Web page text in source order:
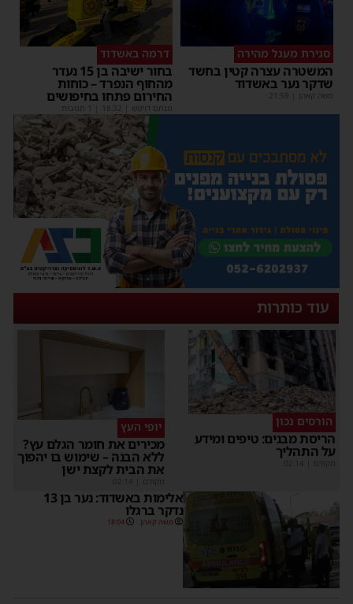
סגירת מעגל מהירה
המשטרה עצרה קטין בחשד
שדקר נער באשדוד
משה קאהן 21:59
דרמה באשדוד
בחור ישיבה בן 15 נעדר
מהחוף הנפרד – כוחות
החירום פתחו בחיפושים
מנחם דויטש 18:32
עוד כותרות
הורסים נכון
הריסת מבנים: טיפים ומידע
על התהליך
מקודם
יופי העץ
מכירים את חומר הגלם עץ?
ללא הבנה – שימוש בו יהפוך
את הבית לקצת ישן
מקודם
אלימות באשדוד: נער בן 13
נדקר ברגלו
משה קאהן 18:04